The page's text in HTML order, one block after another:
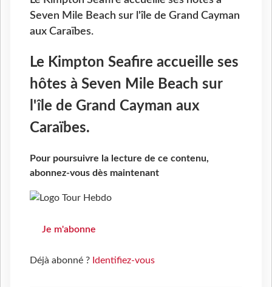
Seven Mile Beach sur l'île de Grand Cayman
aux Caraïbes.
Le Kimpton Seafire accueille ses
hôtes à Seven Mile Beach sur
l'île de Grand Cayman aux
Caraïbes.
Pour poursuivre la lecture de ce contenu,
abonnez-vous dès maintenant
Je m'abonne
Déjà abonné ? Identifiez-vous